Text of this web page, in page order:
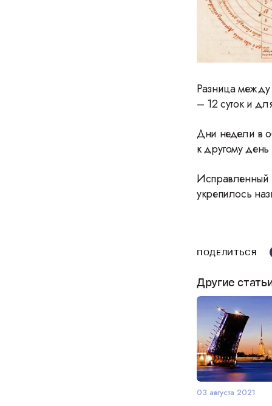
Разница между
– 12 суток и
Дни недели в
к другому
Исправленный
укрепилось
ПОДЕЛИТЬСЯ
Другие
03 августа 2021